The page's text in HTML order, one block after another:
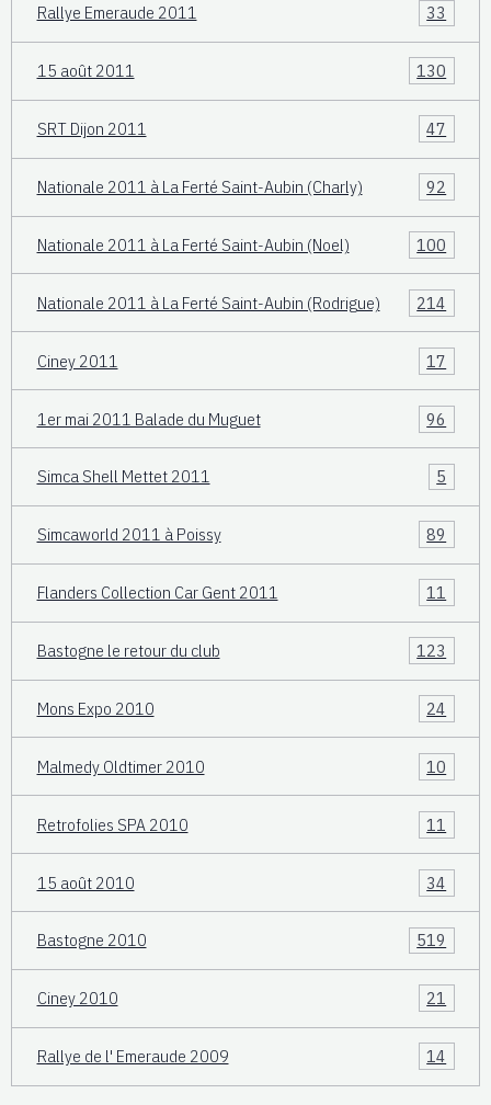
Rallye Emeraude 2011 33
15 août 2011 130
SRT Dijon 2011 47
Nationale 2011 à La Ferté Saint-Aubin (Charly) 92
Nationale 2011 à La Ferté Saint-Aubin (Noel) 100
Nationale 2011 à La Ferté Saint-Aubin (Rodrigue) 214
Ciney 2011 17
1er mai 2011 Balade du Muguet 96
Simca Shell Mettet 2011 5
Simcaworld 2011 à Poissy 89
Flanders Collection Car Gent 2011 11
Bastogne le retour du club 123
Mons Expo 2010 24
Malmedy Oldtimer 2010 10
Retrofolies SPA 2010 11
15 août 2010 34
Bastogne 2010 519
Ciney 2010 21
Rallye de l' Emeraude 2009 14